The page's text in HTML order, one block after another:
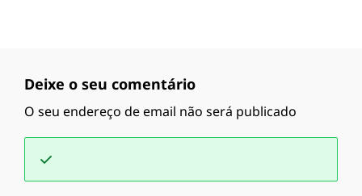
Deixe o seu comentário
O seu endereço de email não será publicado